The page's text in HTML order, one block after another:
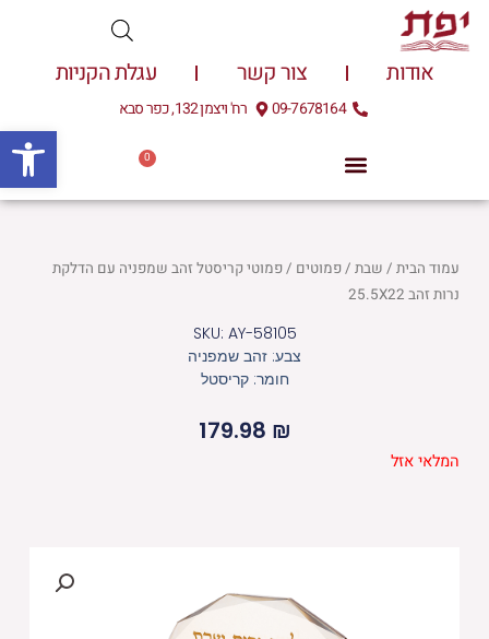
דילוג
לתוכן
אודות צור קשר עגלת הקניות
09-7678164 רח' ויצמן 132, כפר סבא
0
עגלת
עמוד הבית/ שבת/פמוטים / פמוטי קריסטל זהב שמפניה עם הדלקת
נרות זהב 25.5X22
SKU: AY-58105
צבע: זהב שמפניה
חומר: קריסטל
179.98 ₪
המלאי אזל